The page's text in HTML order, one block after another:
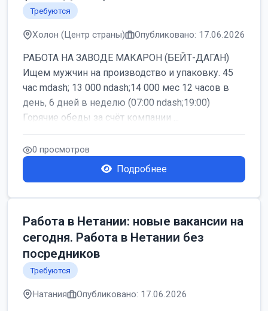
Требуются
Холон (Центр страны) Опубликовано: 17.06.2026
РАБОТА НА ЗАВОДЕ МАКАРОН (БЕЙТ-ДАГАН)
Ищем мужчин на производство и упаковку. 45
час mdash; 13 000 ndash;14 000 мес 12 часов в
день, 6 дней в неделю (07:00 ndash;19:00)
Горячие обеды за счёт компании ...
0 просмотров
Подробнее
Работа в Нетании: новые вакансии на
сегодня. Работа в Нетании без
посредников
Требуются
Натания Опубликовано: 17.06.2026